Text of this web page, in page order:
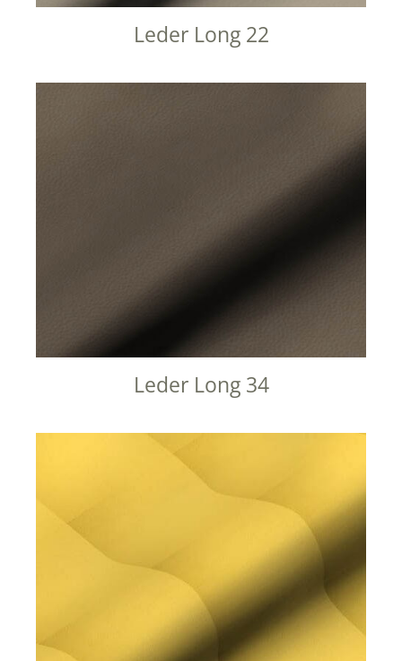
Leder Long 22
Leder Long 34